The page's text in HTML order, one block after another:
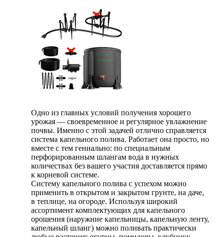
Одно из главных условий получения хорошего
урожая — своевременное и регулярное увлажнение
почвы. Именно с этой задачей отлично справляется
система капельного полива. Работает она просто, но
вместе с тем гениально: по специальным
перфорированным шлангам вода в нужных
количествах без вашего участия доставляется прямо
к корневой системе.
Систему капельного полива с успехом можно
применить в открытом и закрытом грунте, на даче,
в теплице, на огороде. Используя широкий
ассортимент комплектующих для капельного
орошения (наружние капельницы, капельную ленту,
капельный шланг) можно поливать практически